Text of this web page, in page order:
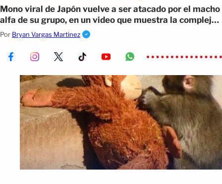
Mono viral de Japón vuelve a ser atacado por el macho
alfa de su grupo, en un video que muestra la compleja
jerarquía social de los macacos
Por Bryan Vargas Martinez